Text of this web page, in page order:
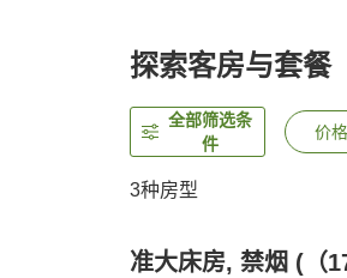
探索客房与套餐
全部筛选条
件
价
3种房型
准大床房, 禁烟 (（